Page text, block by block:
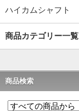
ハイカムシャフト
商品カテゴリー一覧
商品検索